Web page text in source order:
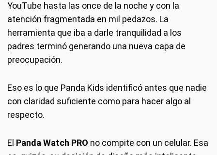
YouTube hasta las once de la noche y con la
atención fragmentada en mil pedazos. La
herramienta que iba a darle tranquilidad a los
padres terminó generando una nueva capa de
preocupación.
Eso es lo que Panda Kids identificó antes que nadie
con claridad suficiente como para hacer algo al
respecto.
El Panda Watch PRO no compite con un celular. Esa